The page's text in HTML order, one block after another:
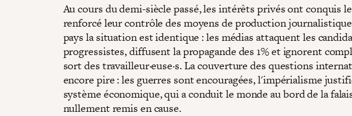
Au cours du demi-siècle passé, les intérêts privés ont conquis
renforcé leur contrôle des moyens de production
pays la situation est identique : les médias attaquent les
progressistes, diffusent la propagande des 1% et ignorent
sort des travailleur·euse·s. La couverture des questions
encore pire : les guerres sont encouragées, l'impérialisme
système économique, qui a conduit le monde au bord de la
nullement remis en cause.